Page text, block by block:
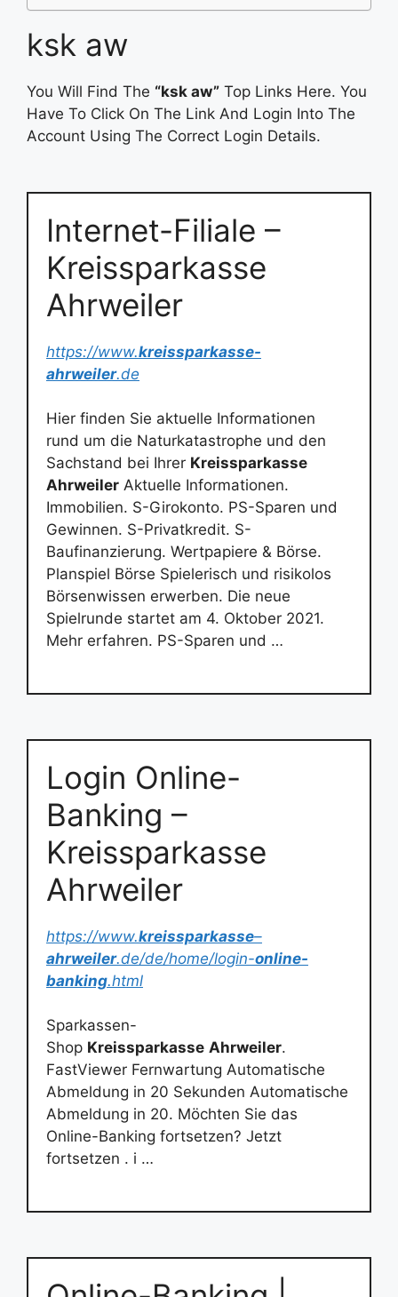
ksk aw
You Will Find The “ksk aw” Top Links Here. You
Have To Click On The Link And Login Into The
Account Using The Correct Login Details.
Internet-Filiale –
Kreissparkasse
Ahrweiler
https://www.kreissparkasse-
ahrweiler.de
Hier finden Sie aktuelle Informationen
rund um die Naturkatastrophe und den
Sachstand bei Ihrer Kreissparkasse
Ahrweiler Aktuelle Informationen.
Immobilien. S-Girokonto. PS-Sparen und
Gewinnen. S-Privatkredit. S-
Baufinanzierung. Wertpapiere & Börse.
Planspiel Börse Spielerisch und risikolos
Börsenwissen erwerben. Die neue
Spielrunde startet am 4. Oktober 2021.
Mehr erfahren. PS-Sparen und …
Login Online-
Banking –
Kreissparkasse
Ahrweiler
https://www.kreissparkasse–
ahrweiler.de/de/home/login-online-
banking.html
Sparkassen-
Shop Kreissparkasse Ahrweiler.
FastViewer Fernwartung Automatische
Abmeldung in 20 Sekunden Automatische
Abmeldung in 20. Möchten Sie das
Online-Banking fortsetzen? Jetzt
fortsetzen . i …